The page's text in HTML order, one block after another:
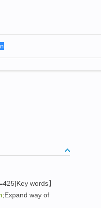
words】
;Expand way of